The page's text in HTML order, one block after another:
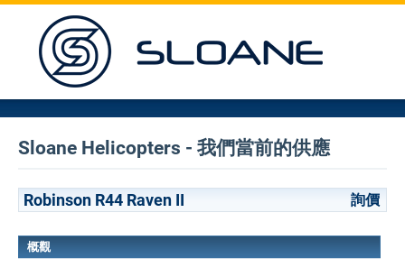
Sloane Helicopters - 我們當前的供應
Robinson R44 Raven II 詢價
概觀